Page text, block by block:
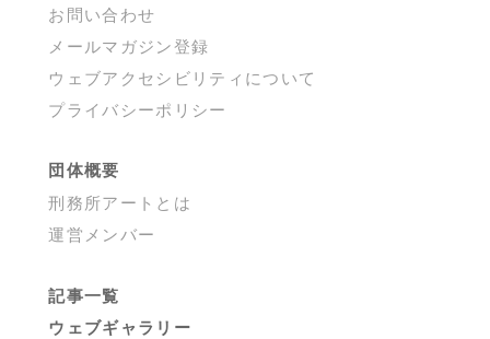
お問い合わせ
メールマガジン登録
ウェブアクセシビリティについて
プライバシーポリシー
団体概要
刑務所アートとは
運営メンバー
記事一覧
ウェブギャラリー